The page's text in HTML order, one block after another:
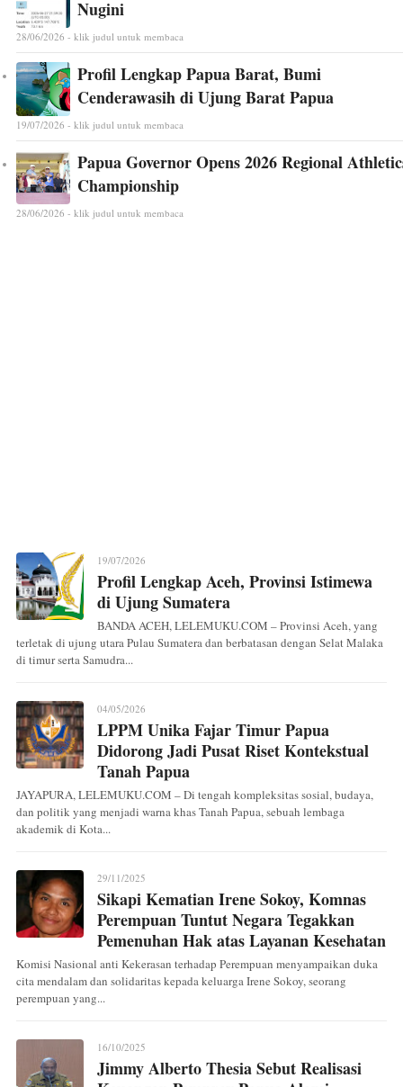
Nugini
28/06/2026 - klik judul untuk membaca
Profil Lengkap Papua Barat, Bumi
Cenderawasih di Ujung Barat Papua
19/07/2026 - klik judul untuk membaca
Papua Governor Opens 2026 Regional
Championship
28/06/2026 - klik judul untuk membaca
19/07/2026
Profil Lengkap Aceh, Provinsi Istimewa
di Ujung Sumatera
BANDA ACEH, LELEMUKU.COM – Provinsi Aceh, yang
terletak di ujung utara Pulau Sumatera dan berbatasan dengan Selat Malaka
di timur serta Samudra...
04/05/2026
LPPM Unika Fajar Timur Papua
Didorong Jadi Pusat Riset Kontekstual
Tanah Papua
JAYAPURA, LELEMUKU.COM – Di tengah kompleksitas sosial, budaya,
dan politik yang menjadi warna khas Tanah Papua, sebuah lembaga
akademik di Kota...
29/11/2025
Sikapi Kematian Irene Sokoy, Komnas
Perempuan Tuntut Negara Tegakkan
Pemenuhan Hak atas Layanan Kesehatan
Komisi Nasional anti Kekerasan terhadap Perempuan menyampaikan duka
cita mendalam dan solidaritas kepada keluarga Irene Sokoy, seorang
perempuan yang...
16/10/2025
Jimmy Alberto Thesia Sebut Realisasi